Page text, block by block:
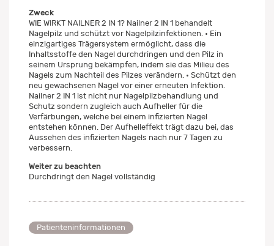
Zweck
WIE WIRKT NAILNER 2 IN 1? Nailner 2 IN 1 behandelt
Nagelpilz und schützt vor Nagelpilzinfektionen. • Ein
einzigartiges Trägersystem ermöglicht, dass die
Inhaltsstoffe den Nagel durchdringen und den Pilz in
seinem Ursprung bekämpfen, indem sie das Milieu des
Nagels zum Nachteil des Pilzes verändern. • Schützt den
neu gewachsenen Nagel vor einer erneuten Infektion.
Nailner 2 IN 1 ist nicht nur Nagelpilzbehandlung und
Schutz sondern zugleich auch Aufheller für die
Verfärbungen, welche bei einem infizierten Nagel
entstehen können. Der Aufhelleffekt trägt dazu bei, das
Aussehen des infizierten Nagels nach nur 7 Tagen zu
verbessern.
Weiter zu beachten
Durchdringt den Nagel vollständig
Patienteninformationen